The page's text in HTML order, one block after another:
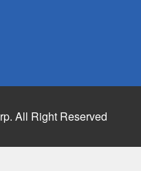
All Right Reserved